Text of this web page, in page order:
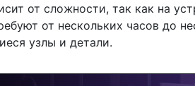
от сложности, так как на
от нескольких часов до
узлы и детали.